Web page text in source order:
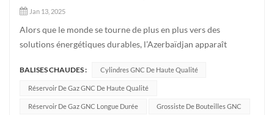
Jan 13, 2025
Alors que le monde se tourne de plus en plus vers des
solutions énergétiques durables, l’Azerbaïdjan apparaît
plus écologiques. L'une des solutions les plus prometteuses
dans cette transition est la conversion des véhicules
traditionnels fo...
BALISES CHAUDES : Cylindres GNC De Haute Qualité
Réservoir De Gaz GNC De Haute Qualité
Réservoir De Gaz GNC Longue Durée Grossiste De Bouteilles GNC